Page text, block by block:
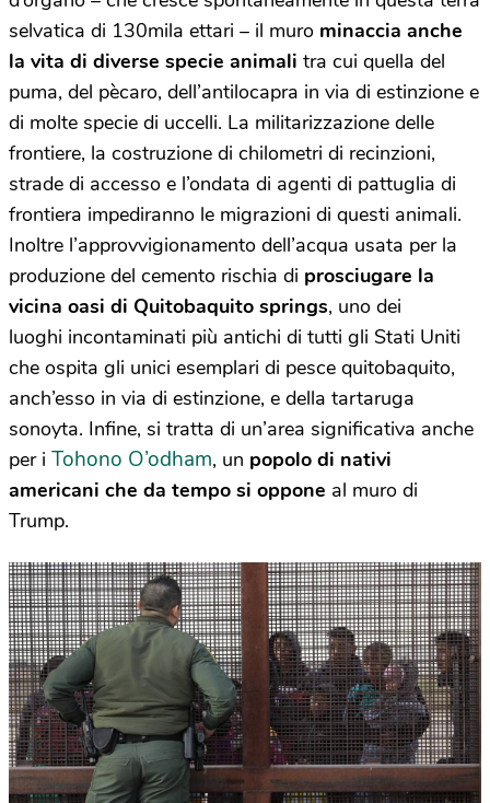
selvatica di 130mila ettari – il muro minaccia anche
la vita di diverse specie animali tra cui quella del
puma, del pècaro, dell’antilocapra in via di estinzione e
di molte specie di uccelli. La militarizzazione delle
frontiere, la costruzione di chilometri di recinzioni,
strade di accesso e l’ondata di agenti di pattuglia di
frontiera impediranno le migrazioni di questi animali.
Inoltre l’approvvigionamento dell’acqua usata per la
produzione del cemento rischia di prosciugare la
vicina oasi di Quitobaquito springs, uno dei
luoghi incontaminati più antichi di tutti gli Stati Uniti
che ospita gli unici esemplari di pesce quitobaquito,
anch’esso in via di estinzione, e della tartaruga
sonoyta. Infine, si tratta di un’area significativa anche
per i Tohono O’odham, un popolo di nativi
americani che da tempo si oppone al muro di
Trump.